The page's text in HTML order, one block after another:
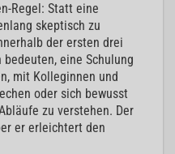
Regel: Statt eine
skeptisch zu
der ersten drei
eine Schulung
mit Kolleginnen und
oder sich bewusst
zu verstehen. Der
er erleichtert den